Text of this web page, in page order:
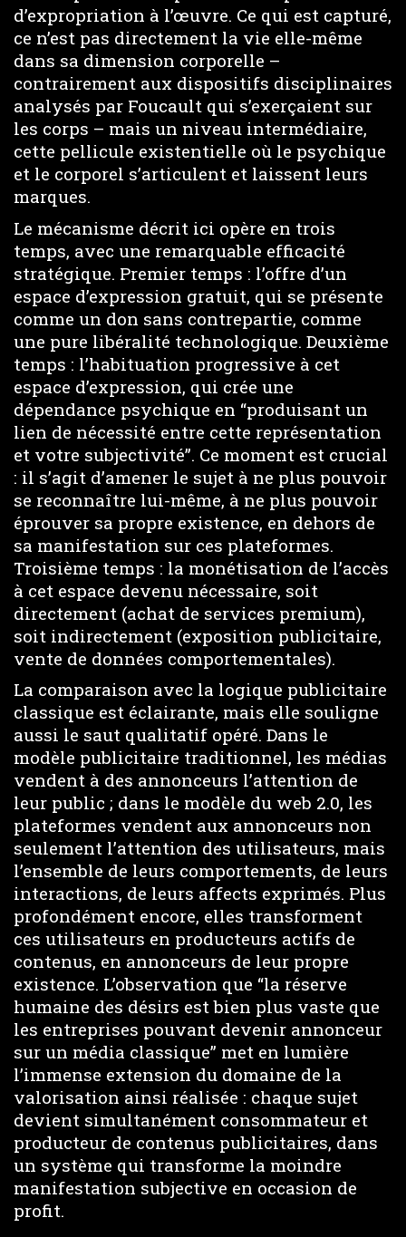
d’expropriation à l’œuvre. Ce qui est capturé,
ce n’est pas directement la vie elle-même
dans sa dimension corporelle –
contrairement aux dispositifs disciplinaires
analysés par Foucault qui s’exerçaient sur
les corps – mais un niveau intermédiaire,
cette pellicule existentielle où le psychique
et le corporel s’articulent et laissent leurs
marques.
Le mécanisme décrit ici opère en trois
temps, avec une remarquable efficacité
stratégique. Premier temps : l’offre d’un
espace d’expression gratuit, qui se présente
comme un don sans contrepartie, comme
une pure libéralité technologique. Deuxième
temps : l’habituation progressive à cet
espace d’expression, qui crée une
dépendance psychique en “produisant un
lien de nécessité entre cette représentation
et votre subjectivité”. Ce moment est crucial
: il s’agit d’amener le sujet à ne plus pouvoir
se reconnaître lui-même, à ne plus pouvoir
éprouver sa propre existence, en dehors de
sa manifestation sur ces plateformes.
Troisième temps : la monétisation de l’accès
à cet espace devenu nécessaire, soit
directement (achat de services premium),
soit indirectement (exposition publicitaire,
vente de données comportementales).
La comparaison avec la logique publicitaire
classique est éclairante, mais elle souligne
aussi le saut qualitatif opéré. Dans le
modèle publicitaire traditionnel, les médias
vendent à des annonceurs l’attention de
leur public ; dans le modèle du web 2.0, les
plateformes vendent aux annonceurs non
seulement l’attention des utilisateurs, mais
l’ensemble de leurs comportements, de leurs
interactions, de leurs affects exprimés. Plus
profondément encore, elles transforment
ces utilisateurs en producteurs actifs de
contenus, en annonceurs de leur propre
existence. L’observation que “la réserve
humaine des désirs est bien plus vaste que
les entreprises pouvant devenir annonceur
sur un média classique” met en lumière
l’immense extension du domaine de la
valorisation ainsi réalisée : chaque sujet
devient simultanément consommateur et
producteur de contenus publicitaires, dans
un système qui transforme la moindre
manifestation subjective en occasion de
profit.